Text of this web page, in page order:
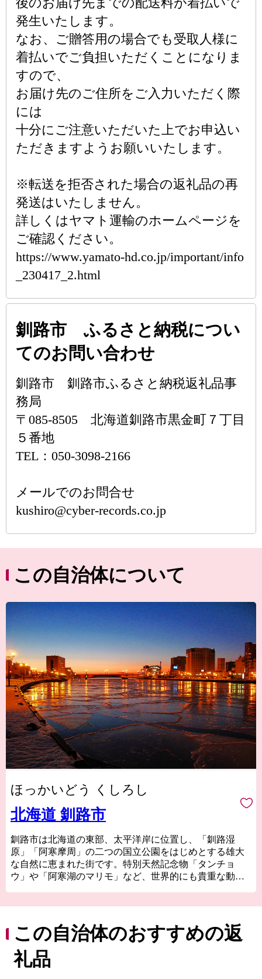
発生いたします。
なお、ご贈答用の場合でも受取人様に
着払いでご負担いただくことになりま
すので、
お届け先のご住所をご入力いただく際
には
十分にご注意いただいた上でお申込い
ただきますようお願いいたします。
※転送を拒否された場合の返礼品の再
発送はいたしません。
詳しくはヤマト運輸のホームページを
ご確認ください。
https://www.yamato-hd.co.jp/important/info
_230417_2.html
釧路市 ふるさと納税につい
てのお問い合わせ
釧路市 釧路市ふるさと納税返礼品事
務局
〒085-8505 北海道釧路市黒金町７丁目
５番地
TEL：050-3098-2166
メールでのお問合せ
kushiro@cyber-records.co.jp
この自治体について
ほっかいどう くしろし
北海道 釧路市
釧路市は北海道の東部、太平洋岸に位置し、「釧路湿
原」「阿寒摩周」の二つの国立公園をはじめとする雄大
な自然に恵まれた街です。特別天然記念物「タンチョ
ウ」や「阿寒湖のマリモ」など、世界的にも貴重な動植
いものが豊富なことも釧路の大きな魅力です！ 夏でも最
高気温が20℃前後と涼しく快適な釧路市は移住や長期滞
在にも適しています。
この自治体のおすすめの返
礼品